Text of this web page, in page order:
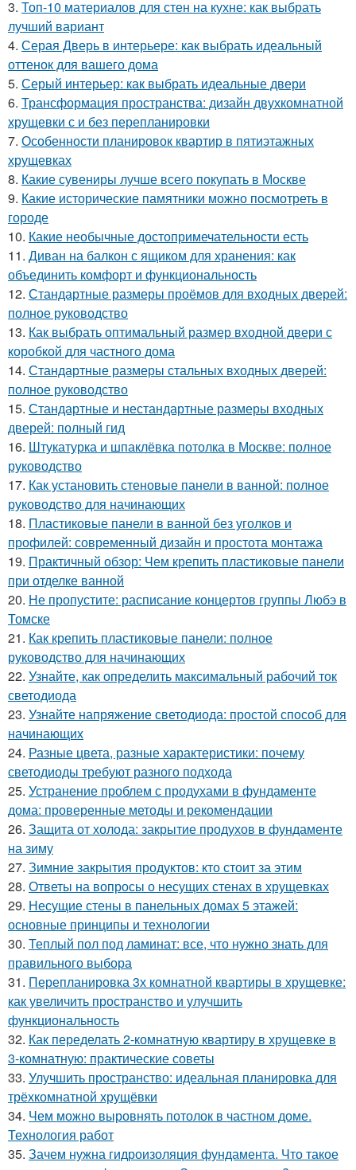
3. Топ-10 материалов для стен на кухне: как выбрать
лучший вариант
4. Серая Дверь в интерьере: как выбрать идеальный
оттенок для вашего дома
5. Серый интерьер: как выбрать идеальные двери
6. Трансформация пространства: дизайн двухкомнатной
хрущевки с и без перепланировки
7. Особенности планировок квартир в пятиэтажных
хрущевках
8. Какие сувениры лучше всего покупать в Москве
9. Какие исторические памятники можно посмотреть в
городе
10. Какие необычные достопримечательности есть
11. Диван на балкон с ящиком для хранения: как
объединить комфорт и функциональность
12. Стандартные размеры проёмов для входных дверей:
полное руководство
13. Как выбрать оптимальный размер входной двери с
коробкой для частного дома
14. Стандартные размеры стальных входных дверей:
полное руководство
15. Стандартные и нестандартные размеры входных
дверей: полный гид
16. Штукатурка и шпаклёвка потолка в Москве: полное
руководство
17. Как установить стеновые панели в ванной: полное
руководство для начинающих
18. Пластиковые панели в ванной без уголков и
профилей: современный дизайн и простота монтажа
19. Практичный обзор: Чем крепить пластиковые панели
при отделке ванной
20. Не пропустите: расписание концертов группы Любэ в
Томске
21. Как крепить пластиковые панели: полное
руководство для начинающих
22. Узнайте, как определить максимальный рабочий ток
светодиода
23. Узнайте напряжение светодиода: простой способ для
начинающих
24. Разные цвета, разные характеристики: почему
светодиоды требуют разного подхода
25. Устранение проблем с продухами в фундаменте
дома: проверенные методы и рекомендации
26. Защита от холода: закрытие продухов в фундаменте
на зиму
27. Зимние закрытия продуктов: кто стоит за этим
28. Ответы на вопросы о несущих стенах в хрущевках
29. Несущие стены в панельных домах 5 этажей:
основные принципы и технологии
30. Теплый пол под ламинат: все, что нужно знать для
правильного выбора
31. Перепланировка 3х комнатной квартиры в хрущевке:
как увеличить пространство и улучшить
функциональность
32. Как переделать 2-комнатную квартиру в хрущевке в
3-комнатную: практические советы
33. Улучшить пространство: идеальная планировка для
трёхкомнатной хрущёвки
34. Чем можно выровнять потолок в частном доме.
Технология работ
35. Зачем нужна гидроизоляция фундамента. Что такое